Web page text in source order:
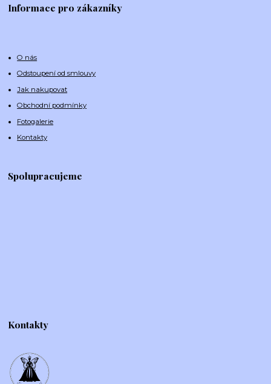
Informace pro zákazníky
O nás
Odstoupení od smlouvy
Jak nakupovat
Obchodní podmínky
Fotogalerie
Kontakty
Spolupracujeme
Kontakty